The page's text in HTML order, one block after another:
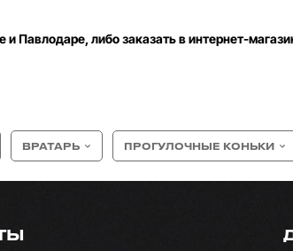
Павлодаре, либо заказать в интернет-
ВРАТАРЬ ПРОГУЛОЧНЫЕ КОНЬКИ